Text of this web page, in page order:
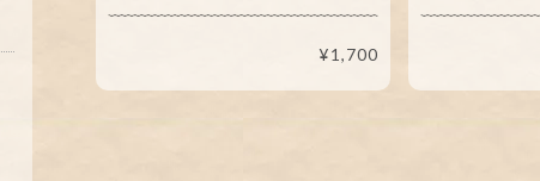
¥1,700